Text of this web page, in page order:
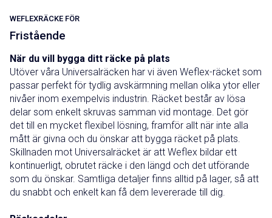
WEFLEXRÄCKE FÖR
Fristående
När du vill bygga ditt räcke på plats
Utöver våra Universalräcken har vi även Weflex-räcket som
passar perfekt för tydlig avskärmning mellan olika ytor eller
nivåer inom exempelvis industrin. Räcket består av lösa
delar som enkelt skruvas samman vid montage. Det gör
det till en mycket flexibel lösning, framför allt när inte alla
mått är givna och du önskar att bygga räcket på plats.
Skillnaden mot Universalräcket är att Weflex bildar ett
kontinuerligt, obrutet räcke i den längd och det utförande
som du önskar. Samtliga detaljer finns alltid på lager, så att
du snabbt och enkelt kan få dem levererade till dig.